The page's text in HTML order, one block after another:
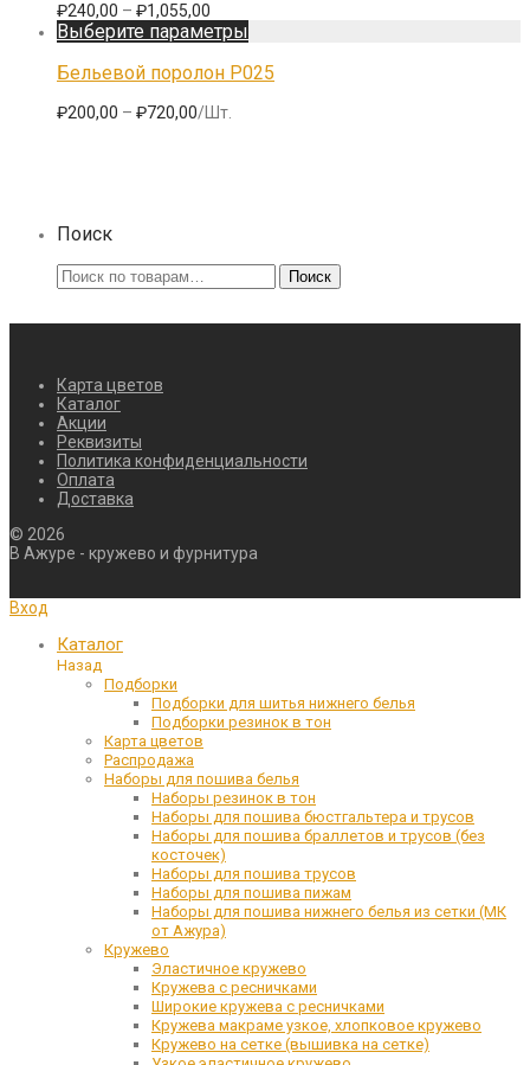
Опции
можно
на
₽240,00 – ₽1,055,00
цен:
₽240,00
–
₽1,055,00
Выберите параметры
товар
имеет
несколько
Бельевой поролон P025
₽200,00 – ₽720,00Диапазон
/Шт.
Поиск
Искать: Поиск
Карта цветов
Каталог
Акции
Реквизиты
Политика конфиденциальности
Оплата
Доставка
© 2026
В Ажуре - кружево и фурнитура
Вход
Каталог
Назад
Подборки
Подборки для шитья нижнего белья
Подборки резинок в тон
Карта цветов
Распродажа
Наборы для пошива белья
Наборы резинок в тон
Наборы для пошива бюстгальтера и трусов
Наборы для пошива браллетов и трусов (без
косточек)
Наборы для пошива трусов
Наборы для пошива пижам
Наборы для пошива нижнего белья из сетки (МК
от Ажура)
Кружево
Эластичное кружево
Кружева с ресничками
Широкие кружева с ресничками
Кружева макраме узкое, хлопковое кружево
Кружево на сетке (вышивка на сетке)